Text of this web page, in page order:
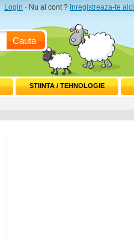
Login · Nu ai cont ? Inregistreaza-te aici
Cauta
STIINTA / TEHNOLOGIE